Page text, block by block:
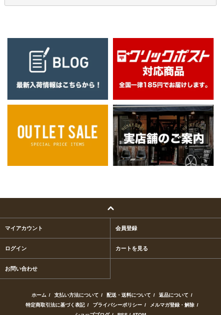
マイアカウント 会員登録
ログイン カートを見る
お問い合わせ
ホーム / 支払い方法について / 配送・送料について / 返品について /
特定商取引法に基づく表記 / プライバシーポリシー / メルマガ登録・解除 /